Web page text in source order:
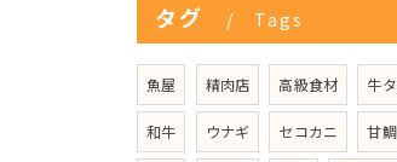
タグ Tags
魚屋 精肉店 高級食材 牛
和牛 ウナギ セコカニ 甘鯛